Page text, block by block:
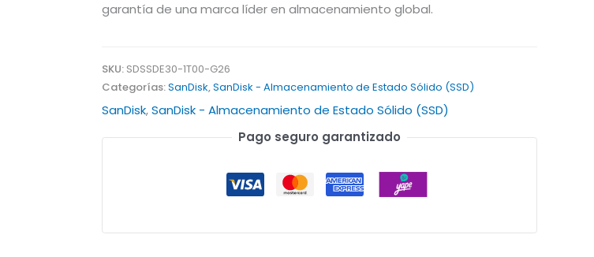
SanDisk,SanDisk - Almacenamiento de Estado Sólido (SSD)
garantía de una marca líder en almacenamiento global.
SKU: SDSSDE30-1T00-G26
Categorías:SanDisk,SanDisk - Almacenamiento de Estado Sólido (SSD)
Pago seguro garantizado